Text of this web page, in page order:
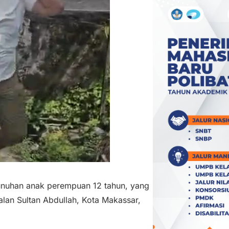
anak perempuan 12 tahun, yang
Sultan Abdullah, Kota Makassar,